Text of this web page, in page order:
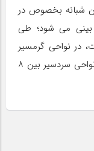
شبانه بخصوص در
بینی می شود؛ طی
در نواحی گرمسیر
بین صفر تا ۲ درجه سانتیگراد زیر صفر و در نواحی سردسیر بین ۸